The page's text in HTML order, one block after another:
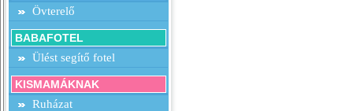
Övterelő
BABAFOTEL
Ülést segítő fotel
KISMAMÁKNAK
Ruházat